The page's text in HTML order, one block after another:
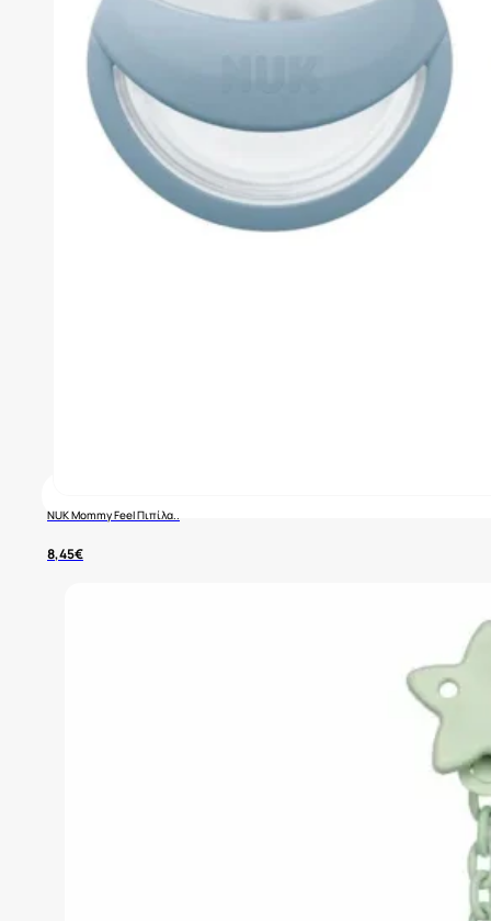
NUK Mommy Feel Πιπίλα..
8,45€